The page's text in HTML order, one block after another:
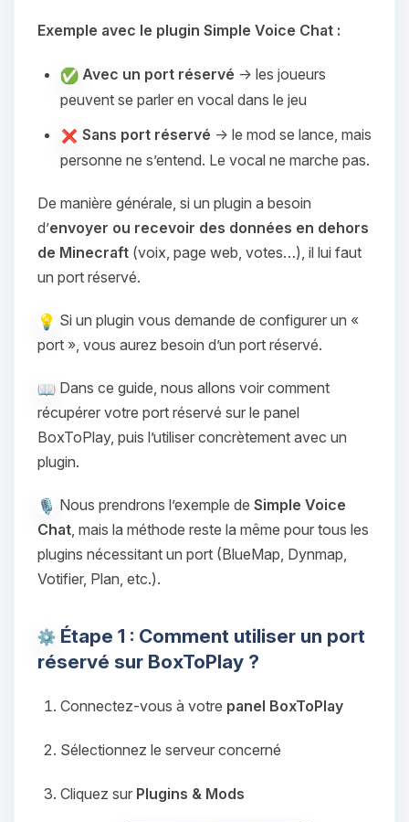
Exemple avec le plugin Simple Voice Chat :
Avec un port réservé → les joueurs
peuvent se parler en vocal dans le jeu
Sans port réservé → le mod se lance, mais
personne ne s’entend. Le vocal ne marche pas.
De manière générale, si un plugin a besoin
d’envoyer ou recevoir des données en dehors
de Minecraft (voix, page web, votes…), il lui faut
un port réservé.
Si un plugin vous demande de configurer un «
port », vous aurez besoin d’un port réservé.
Dans ce guide, nous allons voir comment
récupérer votre port réservé sur le panel
BoxToPlay, puis l’utiliser concrètement avec un
plugin.
Nous prendrons l’exemple de Simple Voice
Chat, mais la méthode reste la même pour tous les
plugins nécessitant un port (BlueMap, Dynmap,
Votifier, Plan, etc.).
Étape 1 : Comment utiliser un port
réservé sur BoxToPlay ?
Connectez-vous à votre panel BoxToPlay
Sélectionnez le serveur concerné
Cliquez sur Plugins & Mods